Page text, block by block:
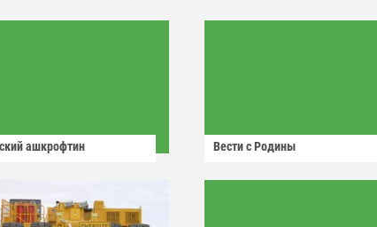
ашкрофтин Вести с Родины